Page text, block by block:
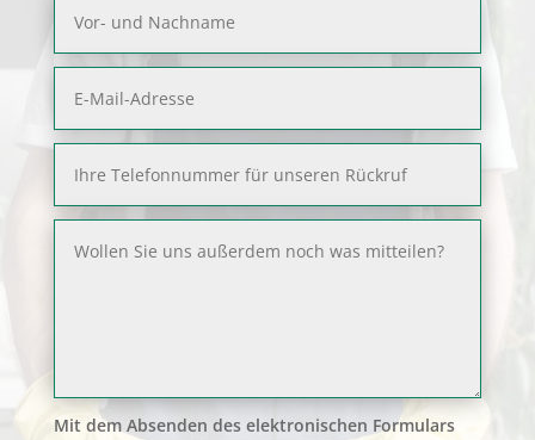
Mit dem Absenden des elektronischen Formulars